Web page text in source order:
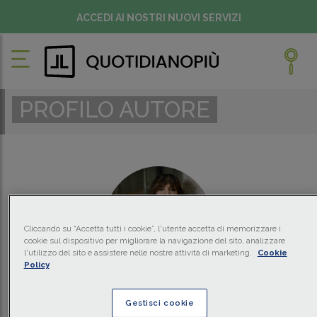
ACCEDI AI NOSTRI NUOVI SERVIZI
PROFILO AUTORE
LOREDANA CONIDI
Equity Partner, Studio Gatti Pavesi Bianchi Ludovici
Cliccando su “Accetta tutti i cookie”, l'utente accetta di memorizzare i
cookie sul dispositivo per migliorare la navigazione del sito, analizzare
l'utilizzo del sito e assistere nelle nostre attività di marketing.
Cookie
Policy
Gestisci cookie